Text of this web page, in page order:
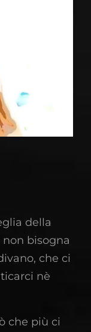
della
non bisogna
che ci
nè
che più ci